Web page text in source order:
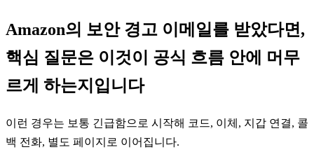
Amazon의 보안 경고 이메일를 받았다면,
핵심 질문은 이것이 공식 흐름 안에 머무
르게 하는지입니다
이런 경우는 보통 긴급함으로 시작해 코드, 이체, 지갑 연결, 콜
백 전화, 별도 페이지로 이어집니다.